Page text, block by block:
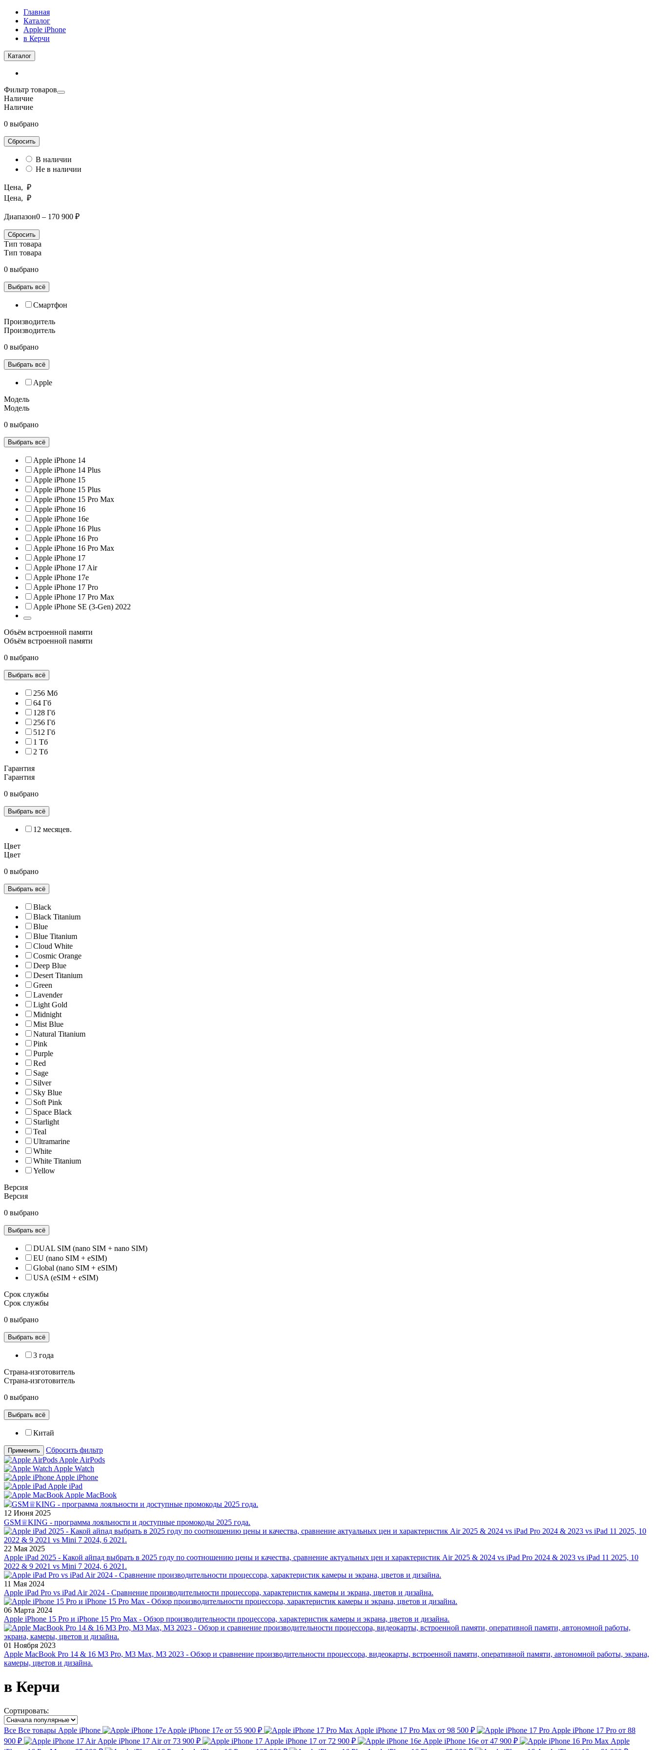
Главная
Каталог
Apple iPhone
в Керчи
Каталог
Фильтр товаров
Наличие
Наличие
0 выбрано
Сбросить
В наличии
Не в наличии
Цена, ₽
Цена, ₽
Диапазон0 – 170 900 ₽
Сбросить
Тип товара
Тип товара
0 выбрано
Выбрать всё
Смартфон
Производитель
Производитель
0 выбрано
Выбрать всё
Apple
Модель
Модель
0 выбрано
Выбрать всё
Apple iPhone 14
Apple iPhone 14 Plus
Apple iPhone 15
Apple iPhone 15 Plus
Apple iPhone 15 Pro Max
Apple iPhone 16
Apple iPhone 16e
Apple iPhone 16 Plus
Apple iPhone 16 Pro
Apple iPhone 16 Pro Max
Apple iPhone 17
Apple iPhone 17 Air
Apple iPhone 17e
Apple iPhone 17 Pro
Apple iPhone 17 Pro Max
Apple iPhone SE (3-Gen) 2022
Объём встроенной памяти
Объём встроенной памяти
0 выбрано
Выбрать всё
256 Мб
64 Гб
128 Гб
256 Гб
512 Гб
1 Тб
2 Тб
Гарантия
Гарантия
0 выбрано
Выбрать всё
12 месяцев.
Цвет
Цвет
0 выбрано
Выбрать всё
Black
Black Titanium
Blue
Blue Titanium
Cloud White
Cosmic Orange
Deep Blue
Desert Titanium
Green
Lavender
Light Gold
Midnight
Mist Blue
Natural Titanium
Pink
Purple
Red
Sage
Silver
Sky Blue
Soft Pink
Space Black
Starlight
Teal
Ultramarine
White
White Titanium
Yellow
Версия
Версия
0 выбрано
Выбрать всё
DUAL SIM (nano SIM + nano SIM)
EU (nano SIM + eSIM)
Global (nano SIM + eSIM)
USA (eSIM + eSIM)
Срок службы
Срок службы
0 выбрано
Выбрать всё
3 года
Страна-изготовитель
Страна-изготовитель
0 выбрано
Выбрать всё
Китай
Применить
Сбросить фильтр
Apple AirPods
Apple Watch
Apple iPhone
Apple iPad
Apple MacBook
12 Июня 2025
GSM♕KING - программа лояльности и доступные промокоды 2025 года.
22 Мая 2025
Apple iPad 2025 - Какой айпад выбрать в 2025 году по соотношению цены и качества, сравнение актуальных цен и характеристик Air 2025 & 2024 vs iPad Pro 2024 & 2023 vs iPad 11 2025, 10
2022 & 9 2021 vs Mini 7 2024, 6 2021.
11 Мая 2024
Apple iPad Pro vs iPad Air 2024 - Сравнение производительности процессора, характеристик камеры и экрана, цветов и дизайна.
06 Марта 2024
Apple iPhone 15 Pro и iPhone 15 Pro Max - Обзор производительности процессора, характеристик камеры и экрана, цветов и дизайна.
01 Ноября 2023
Apple MacBook Pro 14 & 16 M3 Pro, M3 Max, M3 2023 - Обзор и сравнение производительности процессора, видеокарты, встроенной памяти, оперативной памяти, автономной работы, экрана,
камеры, цветов и дизайна.
в Керчи
Сортировать:
Все Все товары Apple iPhone Apple iPhone 17e от 55 900 ₽ Apple iPhone 17 Pro Max от 98 500 ₽ Apple iPhone 17 Pro от 88
900 ₽
Apple iPhone 17 Air от 73 900 ₽ Apple iPhone 17 от 72 900 ₽ Apple iPhone 16e от 47 900 ₽
Apple